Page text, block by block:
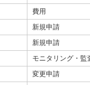
費用
新規申請
新規申請
モニタリング・監
変更申請